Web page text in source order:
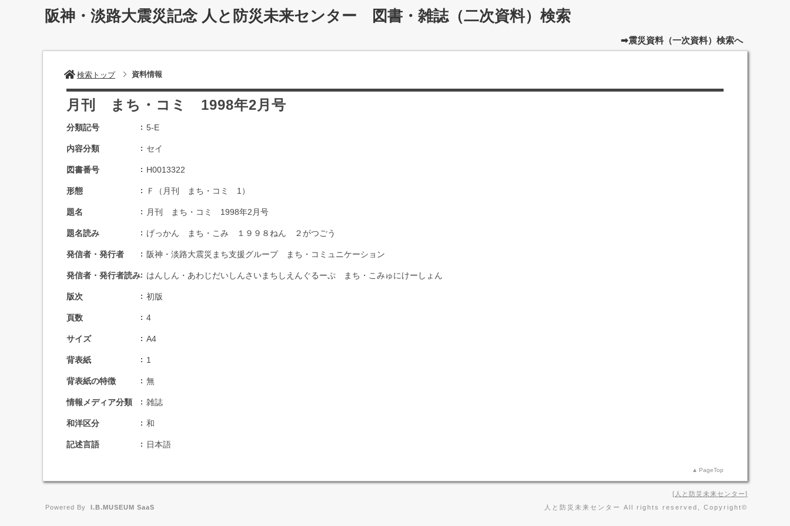
阪神・淡路大震災記念 人と防災未来センター 図書・雑誌（二次資料）検索
➡震災資料（一次資料）検索へ
検索トップ 資料情報
月刊 まち・コミ 1998年2月号
分類記号 5-E
内容分類 セイ
図書番号 H0013322
形態 Ｆ（月刊 まち・コミ 1）
題名 月刊 まち・コミ 1998年2月号
題名読み げっかん まち・こみ １９９８ねん ２がつごう
発信者・発行者 阪神・淡路大震災まち支援グループ まち・コミュニケーション
発信者・発行者読み はんしん・あわじだいしんさいまちしえんぐるーぷ まち・こみゅにけーしょん
版次 初版
頁数 4
サイズ A4
背表紙 1
背表紙の特徴 無
情報メディア分類 雑誌
和洋区分 和
記述言語 日本語
PageTop
人と防災未来センター
人と防災未来センター All rights reserved, Copyright©
Powered By I.B.MUSEUM SaaS